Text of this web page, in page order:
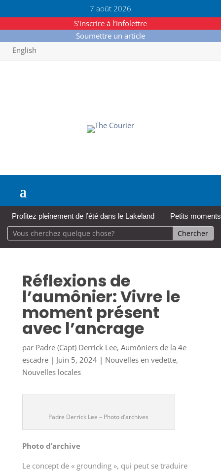
7 août 2026
S’inscrire à l’infolettre
Soumettre un article
English
Profitez pleinement de l’été dans le Lakeland Petits
Réflexions de
l’aumônier: Vivre le
moment présent
avec l’ancrage
par Padre (Capt) Derrick Lee, Aumôniers de la 4e
escadre| Juin 5, 2024| Nouvelles en vedette,
Nouvelles locales
Padre Derrick Lee – Photo d’archives
Photo d’archive
Le concept de « grounding », qui peut se traduire